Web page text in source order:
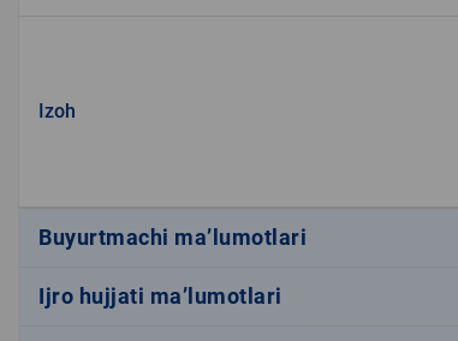
Izoh
Buyurtmachi ma’lumotlari
Ijro hujjati ma’lumotlari